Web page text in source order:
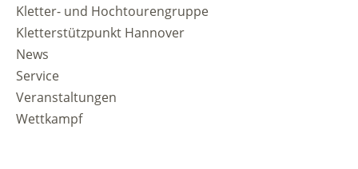
Kletter- und Hochtourengruppe
Kletterstützpunkt Hannover
News
Service
Veranstaltungen
Wettkampf